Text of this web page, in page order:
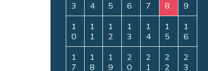
3 4 5 6 7 8 9
1
0
1
1
1
2
1
3
1
4
1
5
1
6
1
7
1
8
1
9
2
0
2
1
2
2
2
3